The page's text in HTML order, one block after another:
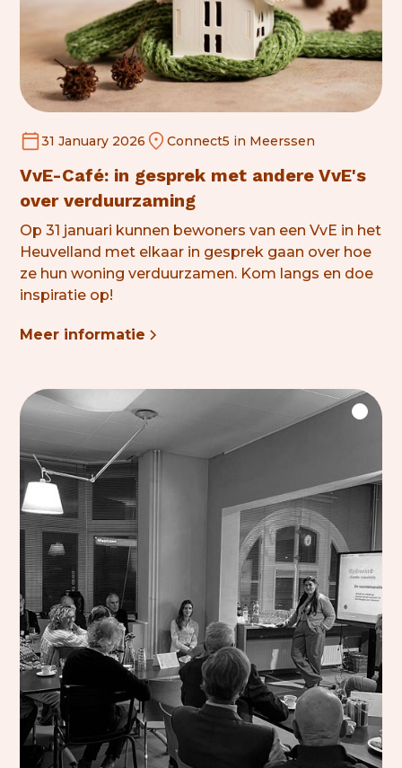
31 January 2026 Connect5 in Meerssen
VvE-Café: in gesprek met andere VvE's
over verduurzaming
Op 31 januari kunnen bewoners van een VvE in het
Heuvelland met elkaar in gesprek gaan over hoe
ze hun woning verduurzamen. Kom langs en doe
inspiratie op!
Meer informatie